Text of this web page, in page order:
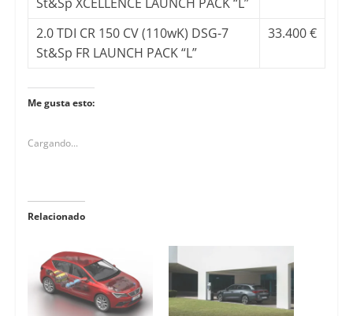
2.0 TDI CR 150 CV (110wK) DSG-7
St&Sp FR LAUNCH PACK “L”
33.400 €
Me gusta esto:
Cargando...
Relacionado